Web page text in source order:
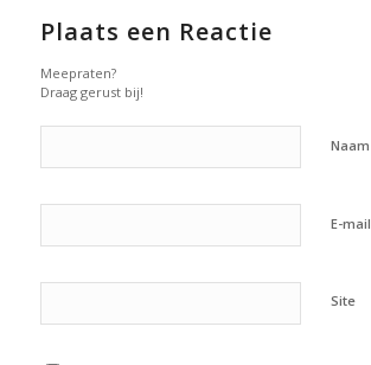
Plaats een Reactie
Meepraten?
Draag gerust bij!
Naam
E-mail
Site